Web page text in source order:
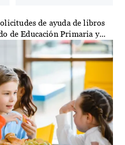
de ayuda de libros
de Educación Primaria y...